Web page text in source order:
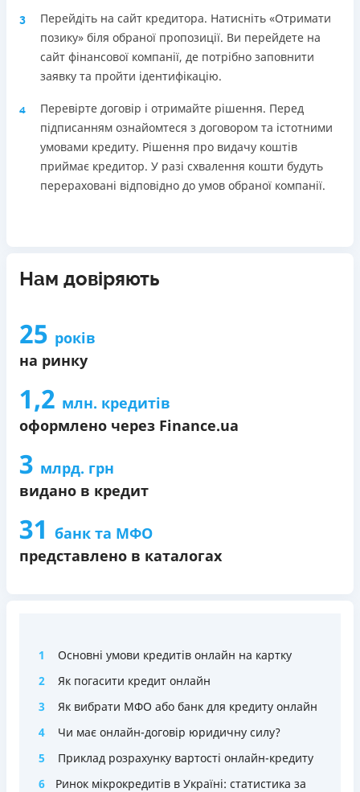
3
Перейдіть на сайт кредитора. Натисніть «Отримати
позику» біля обраної пропозиції. Ви перейдете на
сайт фінансової компанії, де потрібно заповнити
заявку та пройти ідентифікацію.
4
Перевірте договір і отримайте рішення. Перед
підписанням ознайомтеся з договором та істотними
умовами кредиту. Рішення про видачу коштів
приймає кредитор. У разі схвалення кошти будуть
перераховані відповідно до умов обраної компанії.
Нам довіряють
25 років
на ринку
1,2 млн. кредитів
оформлено через Finance.ua
3 млрд. грн
видано в кредит
31 банк та МФО
представлено в каталогах
1
Основні умови кредитів онлайн на картку
2
Як погасити кредит онлайн
3
Як вибрати МФО або банк для кредиту онлайн
4
Чи має онлайн-договір юридичну силу?
5
Приклад розрахунку вартості онлайн-кредиту
6
Ринок мікрокредитів в Україні: статистика за